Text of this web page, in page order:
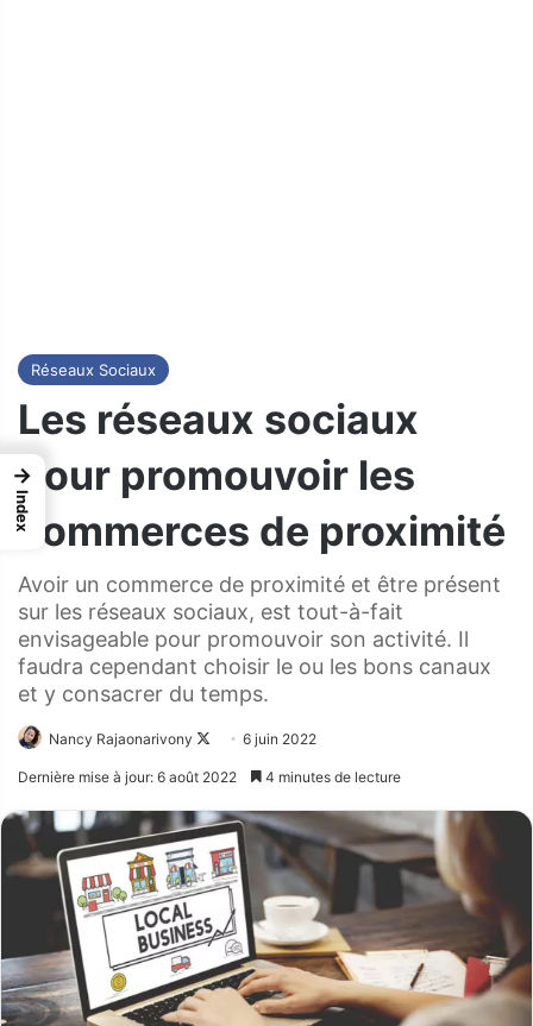
Réseaux Sociaux
Les réseaux sociaux
pour promouvoir les
commerces de proximité
Avoir un commerce de proximité et être présent
sur les réseaux sociaux, est tout-à-fait
envisageable pour promouvoir son activité. Il
faudra cependant choisir le ou les bons canaux
et y consacrer du temps.
Nancy Rajaonarivony
Follow6 juin 2022
Dernière mise à jour: 6 août 2022 4 minutes de lecture
→
Index